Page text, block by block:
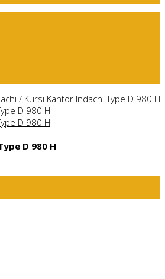
/ Kursi Kantor Indachi Type D 980 H
D 980 H